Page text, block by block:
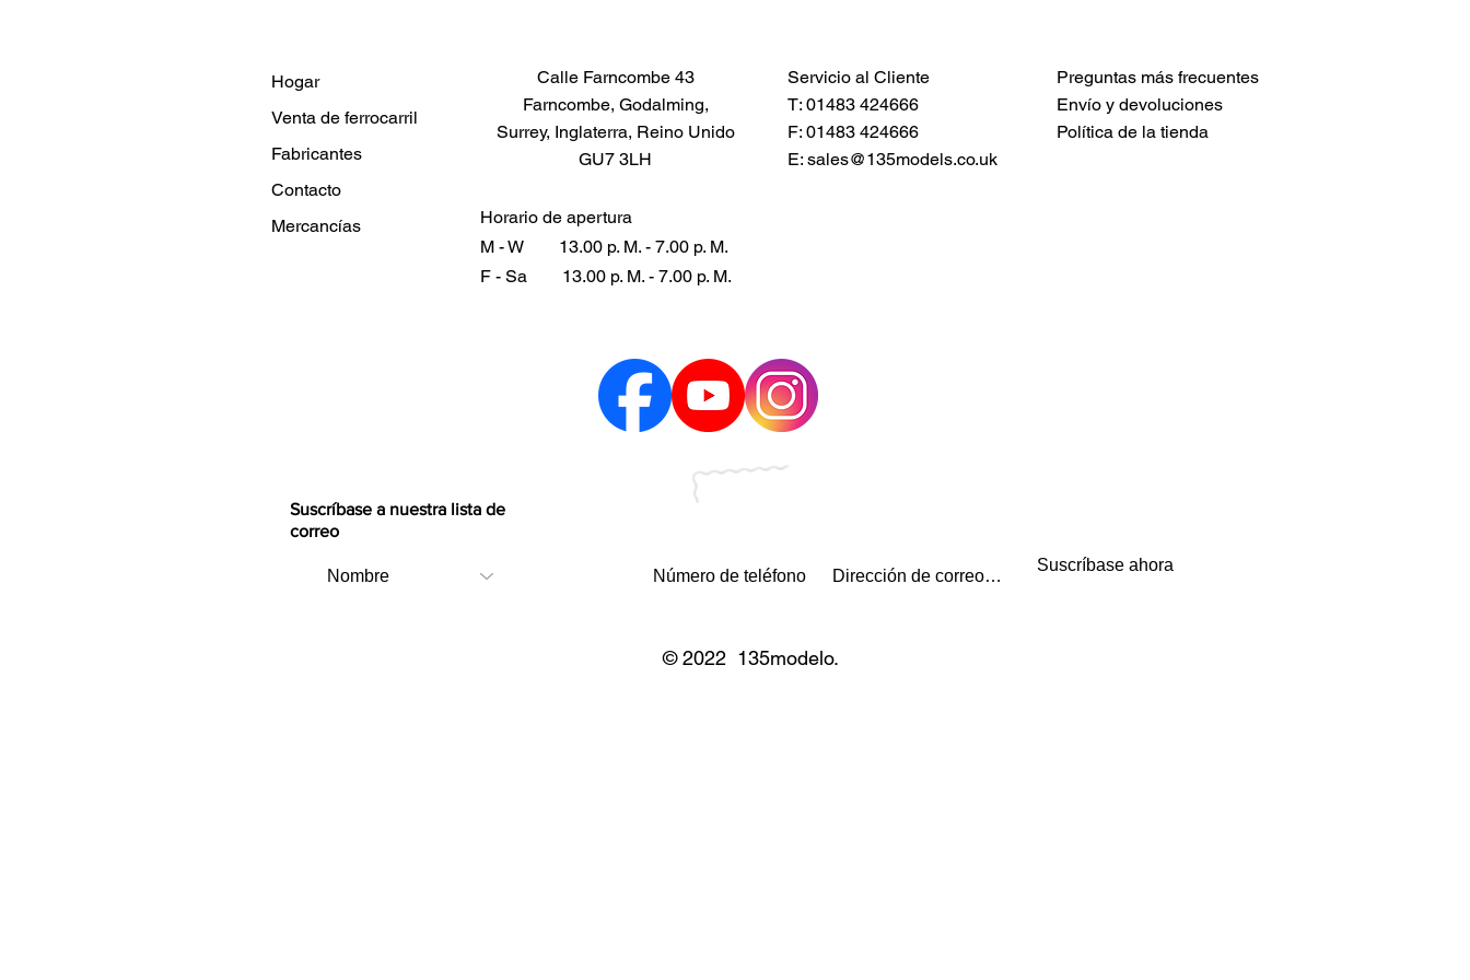
Hogar
Venta de ferrocarril
Fabricantes
Contacto
Mercancías
Calle Farncombe 43
Farncombe, Godalming,
Surrey, Inglaterra, Reino Unido
GU7 3LH
Horario de apertura
M - W
13.00 p. M. - 7.00 p. M.
F - Sa
13.00 p. M. - 7.00 p. M.
Servicio al Cliente
T: 01483 424666
F: 01483 424666
E: sales@135models.co.uk
Preguntas más frecuentes
Envío y devoluciones
Política de la tienda
Suscríbase a nuestra lista de
correo
Suscríbase ahora
© 2022 135modelo.